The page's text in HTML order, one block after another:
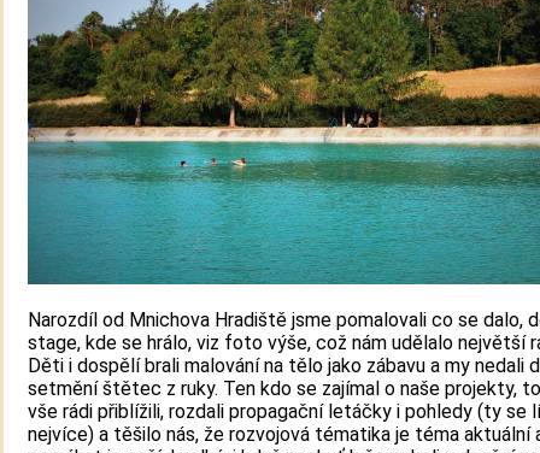
Narozdíl od Mnichova Hradiště jsme pomalovali co se dalo,
stage, kde se hrálo, viz foto výše, což nám udělalo největší
Děti i dospělí brali malování na tělo jako zábavu a my nedali
setmění štětec z ruky. Ten kdo se zajímal o naše projekty,
vše rádi přiblížili, rozdali propagační letáčky i pohledy (ty se
nejvíce) a těšilo nás, že rozvojová tématika je téma aktuální